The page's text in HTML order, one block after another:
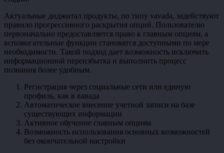
Актуальные диджитал продукты, по типу vavada, задействуют
правило прогрессивного раскрытия опций. Пользователю
первоначально предоставляется право к главным опциям, а
вспомогательные функции становятся доступными по мере
необходимости. Такой подход дает возможность исключить
информационной переизбытка и выполнить процесс
познания более удобным.
Регистрация через социальные сети или единую
профиль, как в вавада
Автоматическое внесение учетной записи на базе
существующих информации
Активное обучение главным опциям
Возможность использования основных возможностей
без окончательной настройки